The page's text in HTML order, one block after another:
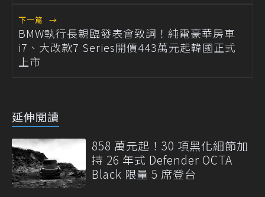
下一篇 →
BMW執行長親臨發表會致詞！純電豪華房車
i7、大改款7 Series開價443萬元起韓國正式
上市
延伸閱讀
858 萬元起！30 項黑化細節加
持 26 年式 Defender OCTA
Black 限量 5 席登台